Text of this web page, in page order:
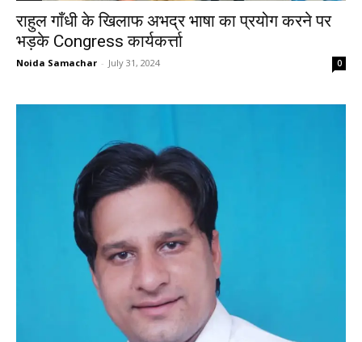
राहुल गाँधी के खिलाफ अभद्र भाषा का प्रयोग करने पर
भड़के Congress कार्यकर्त्ता
Noida Samachar - July 31, 2024 0